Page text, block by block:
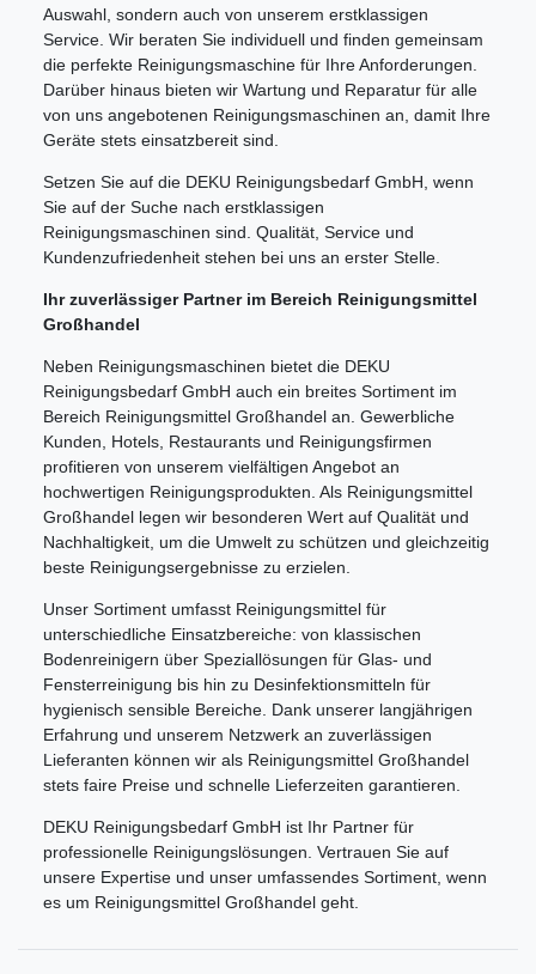
Auswahl, sondern auch von unserem erstklassigen
Service. Wir beraten Sie individuell und finden gemeinsam
die perfekte Reinigungsmaschine für Ihre Anforderungen.
Darüber hinaus bieten wir Wartung und Reparatur für alle
von uns angebotenen Reinigungsmaschinen an, damit Ihre
Geräte stets einsatzbereit sind.
Setzen Sie auf die DEKU Reinigungsbedarf GmbH, wenn
Sie auf der Suche nach erstklassigen
Reinigungsmaschinen sind. Qualität, Service und
Kundenzufriedenheit stehen bei uns an erster Stelle.
Ihr zuverlässiger Partner im Bereich Reinigungsmittel
Großhandel
Neben Reinigungsmaschinen bietet die DEKU
Reinigungsbedarf GmbH auch ein breites Sortiment im
Bereich Reinigungsmittel Großhandel an. Gewerbliche
Kunden, Hotels, Restaurants und Reinigungsfirmen
profitieren von unserem vielfältigen Angebot an
hochwertigen Reinigungsprodukten. Als Reinigungsmittel
Großhandel legen wir besonderen Wert auf Qualität und
Nachhaltigkeit, um die Umwelt zu schützen und gleichzeitig
beste Reinigungsergebnisse zu erzielen.
Unser Sortiment umfasst Reinigungsmittel für
unterschiedliche Einsatzbereiche: von klassischen
Bodenreinigern über Speziallösungen für Glas- und
Fensterreinigung bis hin zu Desinfektionsmitteln für
hygienisch sensible Bereiche. Dank unserer langjährigen
Erfahrung und unserem Netzwerk an zuverlässigen
Lieferanten können wir als Reinigungsmittel Großhandel
stets faire Preise und schnelle Lieferzeiten garantieren.
DEKU Reinigungsbedarf GmbH ist Ihr Partner für
professionelle Reinigungslösungen. Vertrauen Sie auf
unsere Expertise und unser umfassendes Sortiment, wenn
es um Reinigungsmittel Großhandel geht.